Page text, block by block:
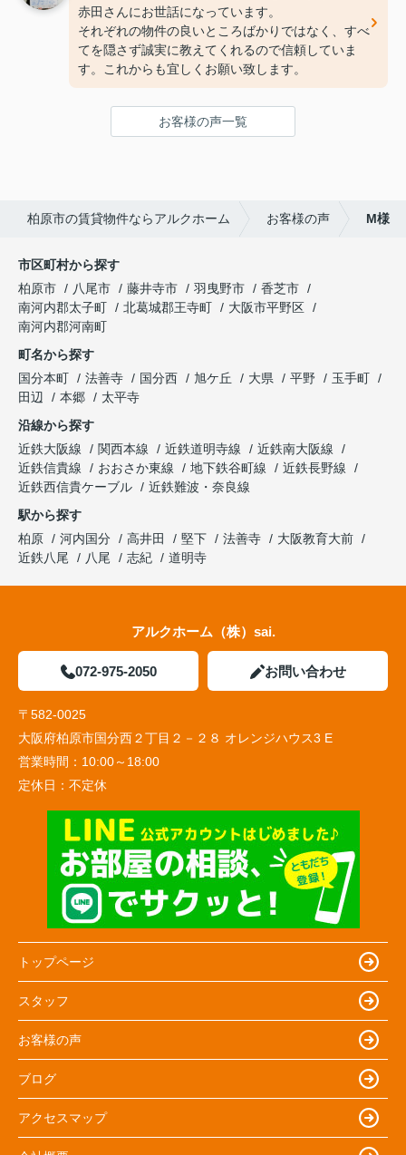
赤田さんにお世話になっています。
それぞれの物件の良いところばかりではなく、すべ
てを隠さず誠実に教えてくれるので信頼していま
す。これからも宜しくお願い致します。
お客様の声一覧
柏原市の賃貸物件ならアルクホーム お客様の声 M様
市区町村から探す
柏原市
八尾市 藤井寺市 羽曳野市
香芝市
南河内郡太子町
北葛城郡王寺町
大阪市平野区
南河内郡河南町
町名から探す
国分本町
法善寺 国分西 旭ケ丘 大県 平野
玉手町
田辺
本郷
太平寺
沿線から探す
近鉄大阪線
関西本線 近鉄道明寺線
近鉄南大阪線
近鉄信貴線
おおさか東線 地下鉄谷町線
近鉄長野線
近鉄西信貴ケーブル
近鉄難波・奈良線
駅から探す
柏原
河内国分 高井田 堅下 法善寺
大阪教育大前
近鉄八尾
八尾 志紀 道明寺
アルクホーム（株）sai.
072-975-2050 お問い合わせ
〒582-0025
大阪府柏原市国分西２丁目２－２８ オレンジハウス3 E
営業時間： 10:00～18:00
定休日： 不定休
トップページ
スタッフ
お客様の声
ブログ
アクセスマップ